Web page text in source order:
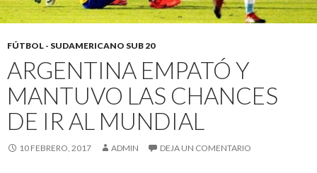
FÚTBOL - SUDAMERICANO SUB 20
ARGENTINA EMPATÓ Y
MANTUVO LAS CHANCES
DE IR AL MUNDIAL
10 FEBRERO, 2017 ADMIN DEJA UN COMENTARIO